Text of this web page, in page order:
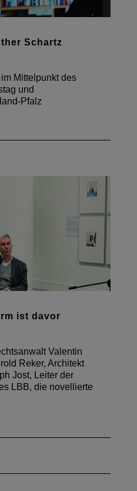
Schartz
Mittelpunkt des
und
Pfalz
ist davor
Valentin
Reker, Architekt
Jost, Leiter der
LBB, die novellierte